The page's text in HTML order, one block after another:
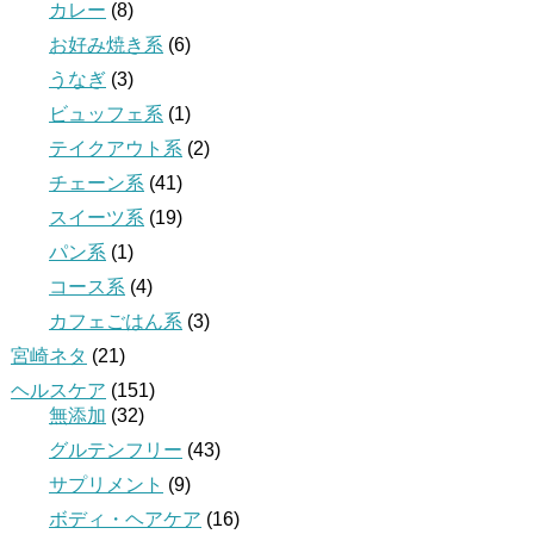
カレー (8)
お好み焼き系 (6)
うなぎ (3)
ビュッフェ系 (1)
テイクアウト系 (2)
チェーン系 (41)
スイーツ系 (19)
パン系 (1)
コース系 (4)
カフェごはん系 (3)
宮崎ネタ (21)
ヘルスケア (151)
無添加 (32)
グルテンフリー (43)
サプリメント (9)
ボディ・ヘアケア (16)